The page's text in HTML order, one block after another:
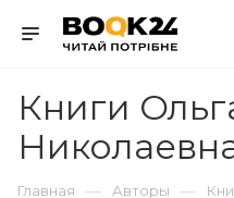
Книги
Главная — Авторы —